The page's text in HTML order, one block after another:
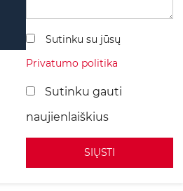
Sutinku su jūsų
Privatumo politika
Sutinku gauti
naujienlaiškius